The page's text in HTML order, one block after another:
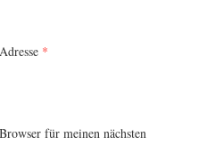
*
für meinen nächsten